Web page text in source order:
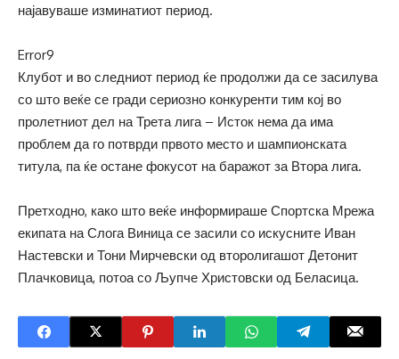
најавуваше изминатиот период.
Error9
Клубот и во следниот период ќе продолжи да се засилува
со што веќе се гради сериозно конкуренти тим кој во
пролетниот дел на Трета лига – Исток нема да има
проблем да го потврди првото место и шампионската
титула, па ќе остане фокусот на баражот за Втора лига.
Претходно, како што веќе информираше Спортска Мрежа
екипата на Слога Виница се засили со искусните Иван
Настевски и Тони Мирчевски од второлигашот Детонит
Плачковица, потоа со Љупче Христовски од Беласица.